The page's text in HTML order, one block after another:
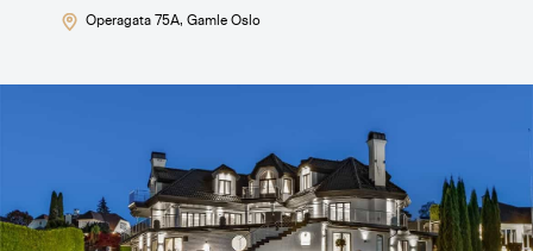
Operagata 75A, Gamle Oslo